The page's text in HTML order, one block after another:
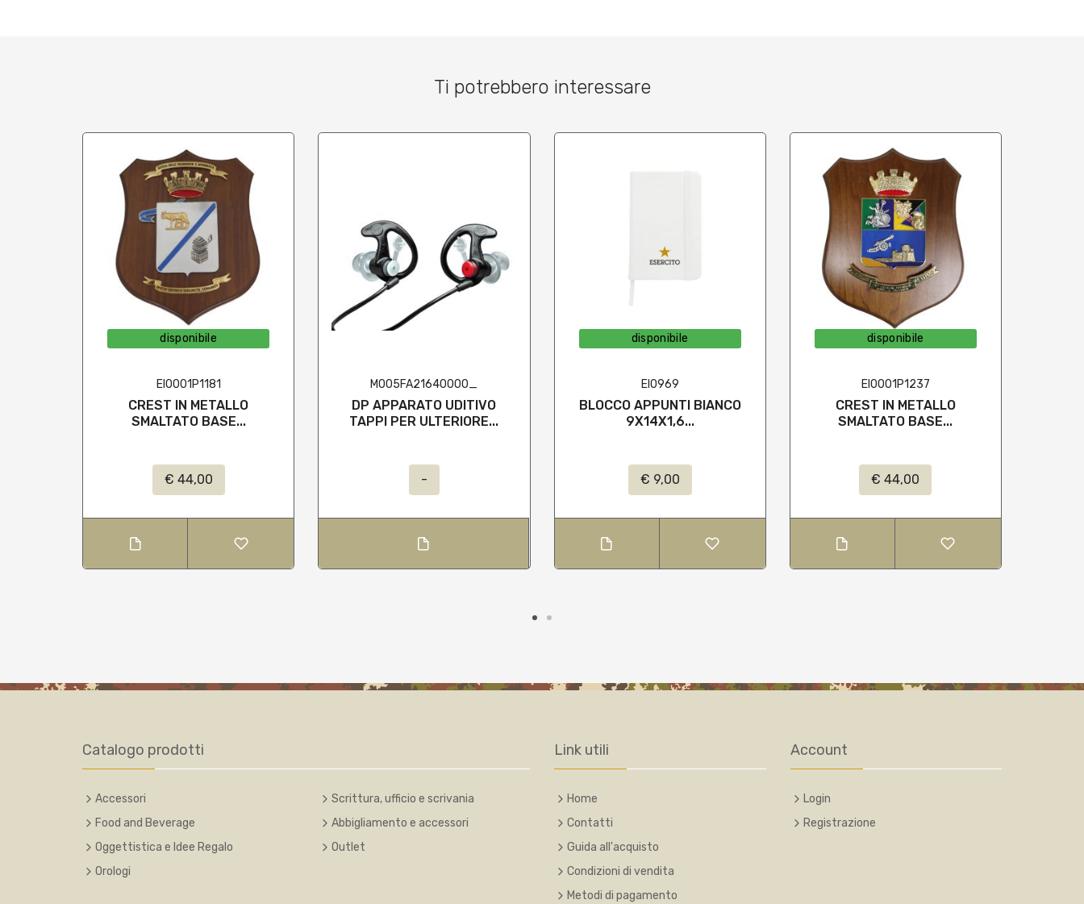
Ti potrebbero interessare
disponibile
EI0001P1181
CREST IN METALLO
SMALTATO BASE...
€ 44,00
M005FA21640000_
DP APPARATO UDITIVO
TAPPI PER ULTERIORE...
-
disponibile
EI0969
BLOCCO APPUNTI BIANCO
9X14X1,6...
€ 9,00
disponibile
EI0001P1237
CREST IN METALLO
SMALTATO BASE...
€ 44,00
Catalogo prodotti
Accessori
Food and Beverage
Oggettistica e Idee Regalo
Orologi
Scrittura, ufficio e scrivania
Abbigliamento e accessori
Outlet
Link utili
Home
Contatti
Guida all'acquisto
Condizioni di vendita
Metodi di pagamento
Account
Login
Registrazione